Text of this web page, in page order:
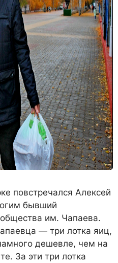
повстречался Алексей
бывший
им. Чапаева.
— три лотка яиц,
дешевле, чем на
За эти три лотка